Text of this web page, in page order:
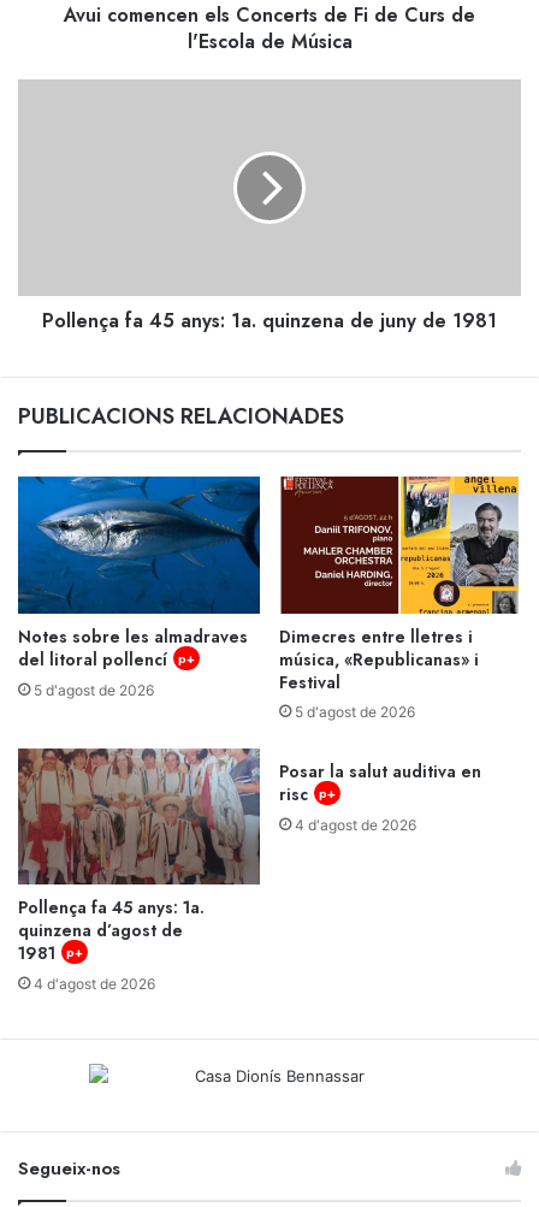
l'EscolaAvui comencen els Concerts de Fi de Curs de
l'Escola de Música
de
1981Pollença fa 45 anys: 1a. quinzena de juny de 1981
PUBLICACIONS RELACIONADES
Notes sobre les almadraves
del litoral pollencí p+
5 d'agost de 2026
Dimecres entre lletres i
música, «Republicanas» i
Festival
5 d'agost de 2026
Pollença fa 45 anys: 1a.
quinzena d’agost de
1981
p+
4 d'agost de 2026
Posar la salut auditiva en
risc p+
4 d'agost de 2026
Segueix-nos